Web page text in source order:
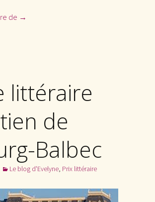
de Prix Femina
→
littéraire
de
Balbec
Le blog d'Evelyne, Prix littéraire